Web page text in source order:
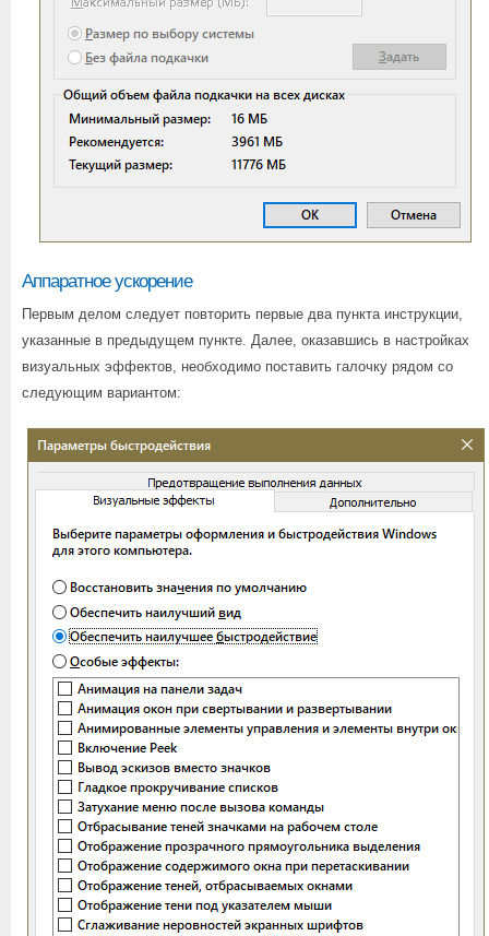
Аппаратное ускорение
Первым делом следует повторить первые два пункта инструкции,
указанные в предыдущем пункте. Далее, оказавшись в настройках
визуальных эффектов, необходимо поставить галочку рядом со
следующим вариантом: